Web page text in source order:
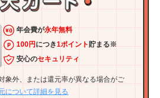
年会費が永年無料
100円 につき1ポイント貯まる※
安心のセキュリティ
象外、または還元率が異なる場合がご
について詳細を見る